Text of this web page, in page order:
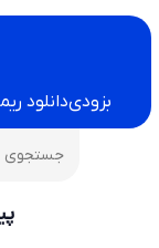
بزودیدانلود